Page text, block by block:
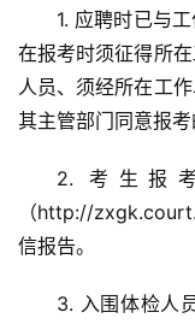
1. 应聘时已与
在报考时须征得所
人员、须经所在工
其主管部门同意报考
2. 考生报
（http://
信报告。
3. 入围体检人